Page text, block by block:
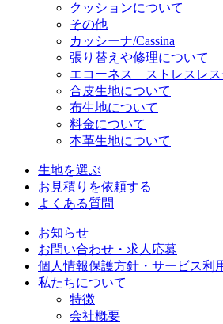
クッションについて
その他
カッシーナ/Cassina
張り替えや修理について
エコーネス ストレスレス
合皮生地について
布生地について
料金について
本革生地について
生地を選ぶ
お見積りを依頼する
よくある質問
お知らせ
お問い合わせ・求人応募
個人情報保護方針・サービス利
私たちについて
特徴
会社概要